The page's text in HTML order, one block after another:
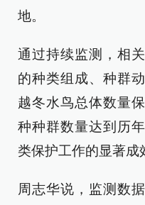
地。
通过持续监测，相
的种类组成、种群
越冬水鸟总体数量
种种群数量达到历
类保护工作的显著成
周志华说，监测数